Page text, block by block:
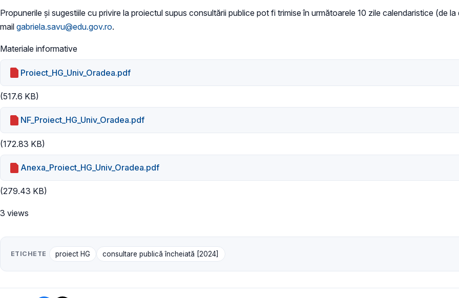
Propunerile și sugestiile cu privire la proiectul supus consultării publice pot fi trimise în următoarele 10 zile calendaristice (de
mail gabriela.savu@edu.gov.ro.
Materiale informative
Proiect_HG_Univ_Oradea.pdf
(517.6 KB)
NF_Proiect_HG_Univ_Oradea.pdf
(172.83 KB)
Anexa_Proiect_HG_Univ_Oradea.pdf
(279.43 KB)
3 views
ETICHETE proiect HG consultare publică încheiată [2024]